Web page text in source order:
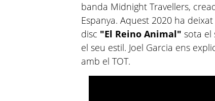
banda Midnight Travellers,
Espanya. Aquest 2020 ha
disc "El Reino Animal" sota el
el seu estil. Joel Garcia ens
amb el TOT.